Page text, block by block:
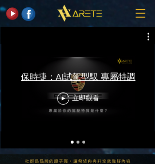
保時捷：AI試駕型馭 專屬特調
立即觀看